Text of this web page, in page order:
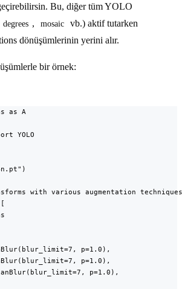
Bu, diğer tüm YOLO
degrees , mosaic
vb.) aktif tutarken
dönüşümlerinin yerini alır.
bir örnek:
as A
YOLO
with various augmentation techniques
[
p=1.0),
p=1.0),
p=1.0),